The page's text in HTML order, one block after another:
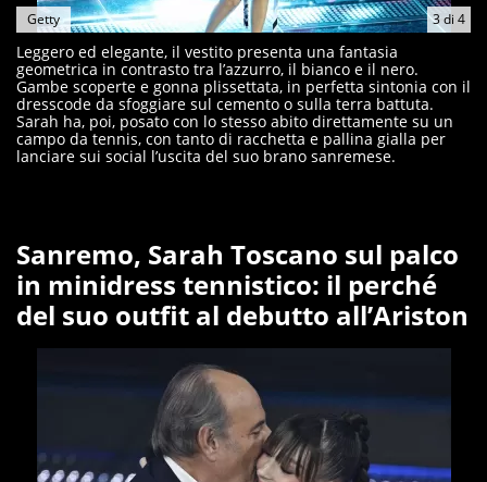
3di 4
Getty
Leggero ed elegante, il vestito presenta una fantasia
geometrica in contrasto tra l’azzurro, il bianco e il nero.
Gambe scoperte e gonna plissettata, in perfetta sintonia con il
dresscode da sfoggiare sul cemento o sulla terra battuta.
Sarah ha, poi, posato con lo stesso abito direttamente su un
campo da tennis, con tanto di racchetta e pallina gialla per
lanciare sui social l’uscita del suo brano sanremese.
Sanremo, Sarah Toscano sul palco
in minidress tennistico: il perché
del suo outfit al debutto all’Ariston